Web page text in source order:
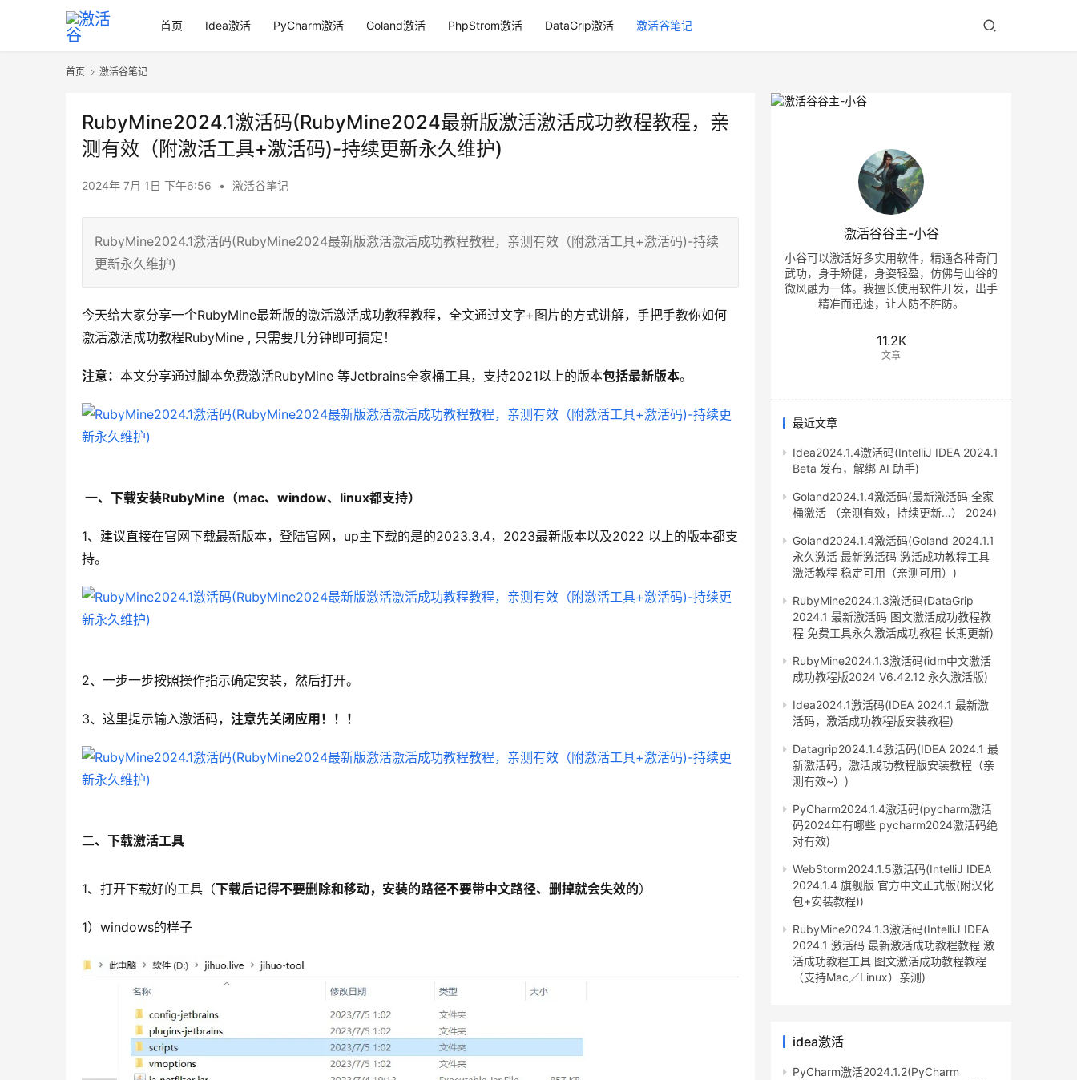
首页 Idea激活 PyCharm激活 Goland激活 PhpStrom激活 DataGrip激活 激活谷笔记
首页 激活谷笔记
RubyMine2024.1激活码(RubyMine2024最新版激活激活成功教程教程，亲
测有效（附激活工具+激活码)-持续更新永久维护)
2024年 7月 1日 下午6:56 • 激活谷笔记
RubyMine2024.1激活码(RubyMine2024最新版激活激活成功教程教程，亲测有效（附激活工具+激活码)-持续
更新永久维护)
今天给大家分享一个RubyMine最新版的激活激活成功教程教程，全文通过文字+图片的方式讲解，手把手教你如何
激活激活成功教程RubyMine , 只需要几分钟即可搞定！
注意： 本文分享通过脚本免费激活RubyMine 等Jetbrains全家桶工具，支持2021以上的版本包括最新版本。
一、下载安装RubyMine（mac、window、linux都支持）
1、建议直接在官网下载最新版本，登陆官网，up主下载的是的2023.3.4，2023最新版本以及2022 以上的版本都支
持。
2、一步一步按照操作指示确定安装，然后打开。
3、这里提示输入激活码， 注意先关闭应用！！！
二、下载激活工具
1、打开下载好的工具（下载后记得不要删除和移动，安装的路径不要带中文路径、删掉就会失效的）
1）windows的样子
激活谷谷主-小谷
小谷可以激活好多实用软件，精通各种奇门
武功，身手矫健，身姿轻盈，仿佛与山谷的
微风融为一体。我擅长使用软件开发，出手
精准而迅速，让人防不胜防。
11.2K
文章
最近文章
Idea2024.1.4激活码(IntelliJ IDEA 2024.1
Beta 发布，解绑 AI 助手)
Goland2024.1.4激活码(最新激活码 全家
桶激活 （亲测有效，持续更新…） 2024)
Goland2024.1.4激活码(Goland 2024.1.1
永久激活 最新激活码 激活成功教程工具
激活教程 稳定可用（亲测可用）)
RubyMine2024.1.3激活码(DataGrip
2024.1 最新激活码 图文激活成功教程教
程 免费工具永久激活成功教程 长期更新)
RubyMine2024.1.3激活码(idm中文激活
成功教程版2024 V6.42.12 永久激活版)
Idea2024.1激活码(IDEA 2024.1 最新激
活码，激活成功教程版安装教程)
Datagrip2024.1.4激活码(IDEA 2024.1 最
新激活码，激活成功教程版安装教程（亲
测有效~）)
PyCharm2024.1.4激活码(pycharm激活
码2024年有哪些 pycharm2024激活码绝
对有效)
WebStorm2024.1.5激活码(IntelliJ IDEA
2024.1.4 旗舰版 官方中文正式版(附汉化
包+安装教程))
RubyMine2024.1.3激活码(IntelliJ IDEA
2024.1 激活码 最新激活成功教程教程 激
活成功教程工具 图文激活成功教程教程
（支持Mac／Linux）亲测)
idea激活
PyCharm激活2024.1.2(PyCharm